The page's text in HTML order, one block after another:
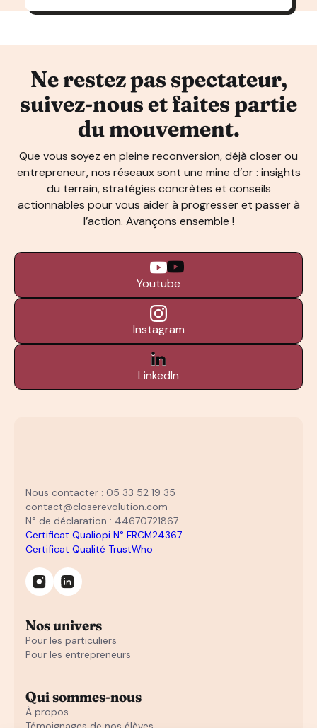
Ne restez pas spectateur,
suivez-nous et faites partie
du mouvement.
Que vous soyez en pleine reconversion, déjà closer ou
entrepreneur, nos réseaux sont une mine d’or : insights
du terrain, stratégies concrètes et conseils
actionnables pour vous aider à progresser et passer à
l’action. Avançons ensemble !
Youtube
Instagram
LinkedIn
Nous contacter : 05 33 52 19 35
contact@closerevolution.com
N° de déclaration : 44670721867
Certificat Qualiopi N° FRCM24367
Certificat Qualité TrustWho
Nos univers
Pour les particuliers
Pour les entrepreneurs
Qui sommes-nous
À propos